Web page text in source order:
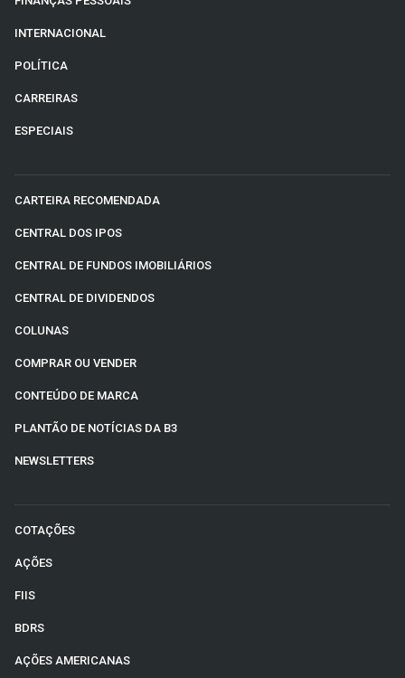
INTERNACIONAL
POLÍTICA
CARREIRAS
ESPECIAIS
CARTEIRA RECOMENDADA
CENTRAL DOS IPOS
CENTRAL DE FUNDOS IMOBILIÁRIOS
CENTRAL DE DIVIDENDOS
COLUNAS
COMPRAR OU VENDER
CONTEÚDO DE MARCA
PLANTÃO DE NOTÍCIAS DA B3
NEWSLETTERS
COTAÇÕES
AÇÕES
FIIS
BDRS
AÇÕES AMERICANAS